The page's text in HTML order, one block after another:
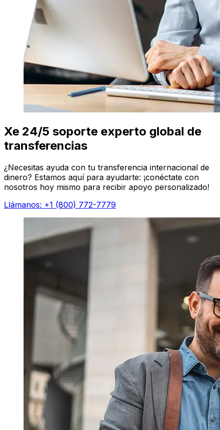
Xe 24/5 soporte experto global de
transferencias
¿Necesitas ayuda con tu transferencia internacional de
dinero? Estamos aquí para ayudarte: ¡conéctate con
nosotros hoy mismo para recibir apoyo personalizado!
Llámanos: +1 (800) 772-7779